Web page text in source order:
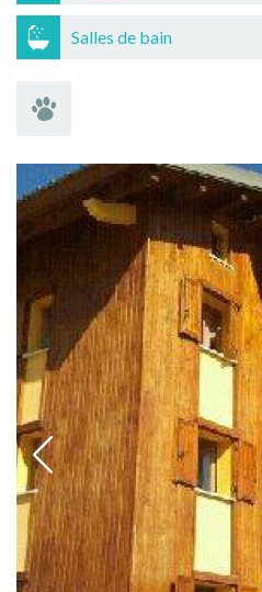
Salles de bain